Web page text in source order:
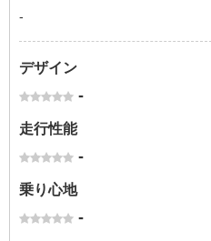
-
デザイン
-
走行性能
-
乗り心地
-